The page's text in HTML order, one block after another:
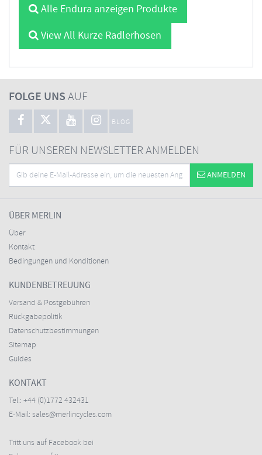
Alle Endura anzeigen Produkte
View All Kurze Radlerhosen
FOLGE UNSAUF
BLOG
FÜR UNSEREN NEWSLETTER ANMELDEN
ANMELDEN
ÜBER MERLIN
Über
Kontakt
Bedingungen und Konditionen
KUNDENBETREUUNG
Versand & Postgebühren
Rückgabepolitik
Datenschutzbestimmungen
Sitemap
Guides
KONTAKT
Tel.: +44 (0)1772 432431
E-Mail: sales@merlincycles.com
Tritt uns auf Facebook bei